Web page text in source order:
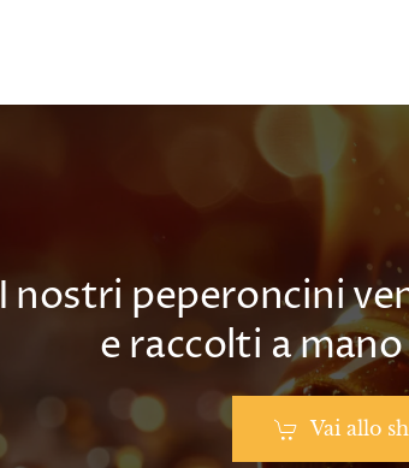
I nostri peperoncini
e raccolti a
Vai allo